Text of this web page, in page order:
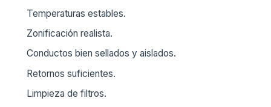
Temperaturas estables.
Zonificación realista.
Conductos bien sellados y aislados.
Retornos suficientes.
Limpieza de filtros.